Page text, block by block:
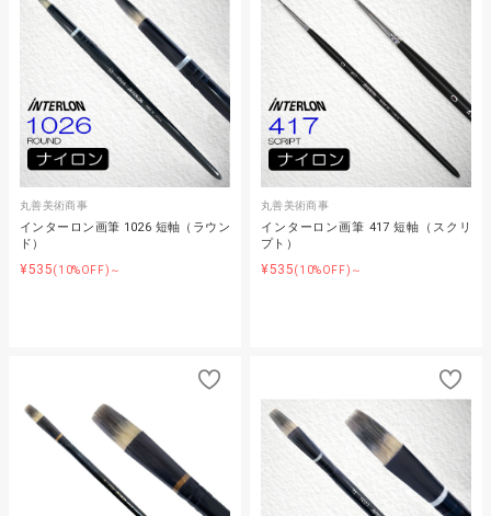
丸善美術商事
インターロン画筆 1026 短軸（ラウン
ド）
¥535(10%OFF)～
丸善美術商事
インターロン画筆 417 短軸（スクリ
プト）
¥535(10%OFF)～